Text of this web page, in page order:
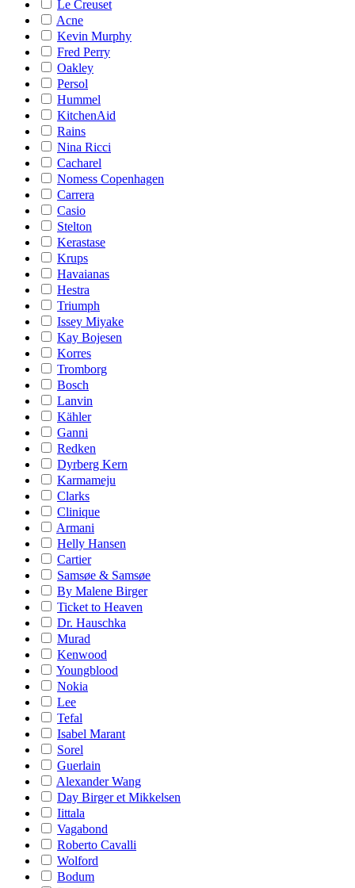
Le Creuset
Acne
Kevin Murphy
Fred Perry
Oakley
Persol
Hummel
KitchenAid
Rains
Nina Ricci
Cacharel
Nomess Copenhagen
Carrera
Casio
Stelton
Kerastase
Krups
Havaianas
Hestra
Triumph
Issey Miyake
Kay Bojesen
Korres
Tromborg
Bosch
Lanvin
Kähler
Ganni
Redken
Dyrberg Kern
Karmameju
Clarks
Clinique
Armani
Helly Hansen
Cartier
Samsøe & Samsøe
By Malene Birger
Ticket to Heaven
Dr. Hauschka
Murad
Kenwood
Youngblood
Nokia
Lee
Tefal
Isabel Marant
Sorel
Guerlain
Alexander Wang
Day Birger et Mikkelsen
Iittala
Vagabond
Roberto Cavalli
Wolford
Bodum